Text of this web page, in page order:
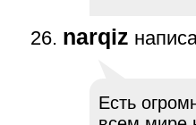
narqiz
Есть